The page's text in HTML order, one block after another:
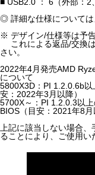
■ USB2.0 ： 6（外部：2
◎ 詳細な仕様については
※ デザイン/仕様等は予
これによる返品/交換
さい。
2022年4月発売AMD
について
5800X3D：PI 1.2.0.6b以
安：2022年3月以降）
5700X～：PI 1.2.0.3以
BIOS（目安：2021年8月
上記に該当しない場合、
ることにより、ご使用い